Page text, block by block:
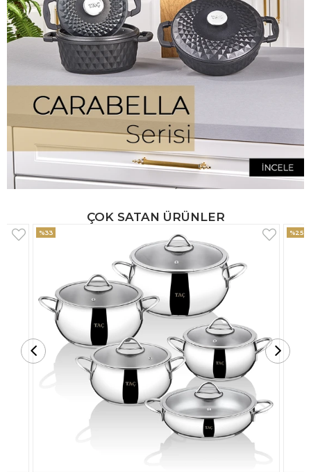
ÇOK SATAN ÜRÜNLER
%25 %33